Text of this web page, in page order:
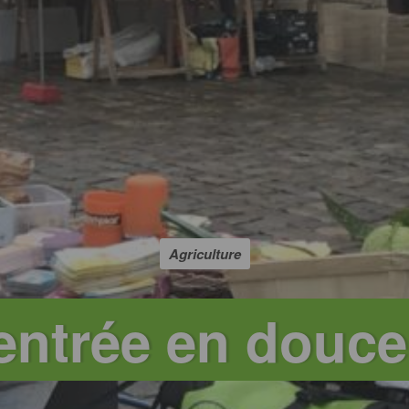
Agriculture
en